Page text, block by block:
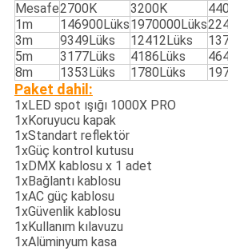
Mesafe2700K 3200K
1m
146900Lüks1970000Lüks
3m
9349Lüks 12412Lüks
5m
3177Lüks 4186Lüks
8m
1353Lüks 1780Lüks
Paket dahil:
1xLED spot ışığı 1000X PRO
1xKoruyucu kapak
1xStandart reflektör
1xGüç kontrol kutusu
1xDMX kablosu x 1 adet
1xBağlantı kablosu
1xAC güç kablosu
1xGüvenlik kablosu
1xKullanım kılavuzu
1xAlüminyum kasa